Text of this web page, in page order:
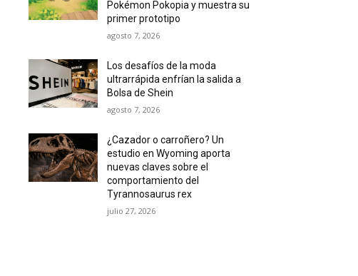
Pokémon Pokopia y muestra su
primer prototipo
agosto 7, 2026
Los desafíos de la moda
ultrarrápida enfrían la salida a
Bolsa de Shein
agosto 7, 2026
¿Cazador o carroñero? Un
estudio en Wyoming aporta
nuevas claves sobre el
comportamiento del
Tyrannosaurus rex
julio 27, 2026